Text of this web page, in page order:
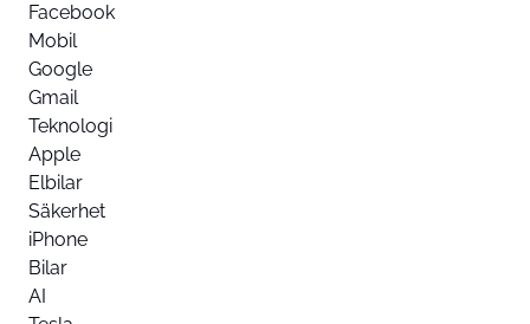
Facebook
Mobil
Google
Gmail
Teknologi
Apple
Elbilar
Säkerhet
iPhone
Bilar
AI